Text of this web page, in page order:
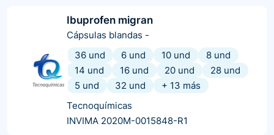
Ibuprofen migran
Cápsulas blandas -
36 und
6 und 10 und
8 und
14 und
16 und 20 und
28 und
5 und
32 und + 13 más
Tecnoquímicas
INVIMA 2020M-0015848-R1